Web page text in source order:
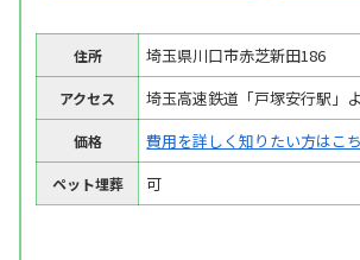
住所 埼玉県川口市赤芝新田186
アクセス 埼玉高速鉄道「戸塚安行駅」
価格 費用を詳しく知りたい方はこ
ペット埋葬 可